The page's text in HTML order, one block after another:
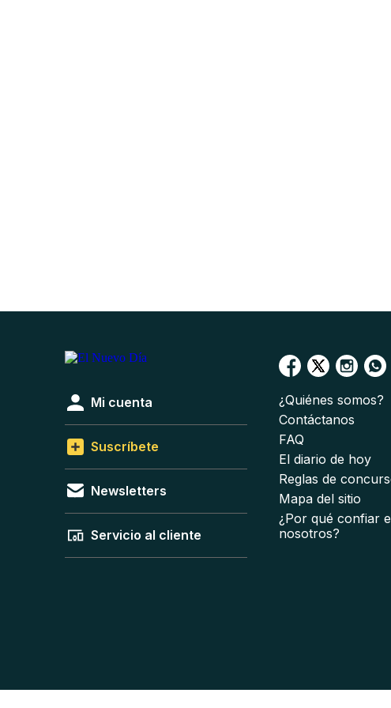
Mi cuenta
Suscríbete
Newsletters
Servicio al cliente
¿Quiénes somos?
Contáctanos
FAQ
El diario de hoy
Reglas de
Mapa del sitio
¿Por qué confiar
nosotros?